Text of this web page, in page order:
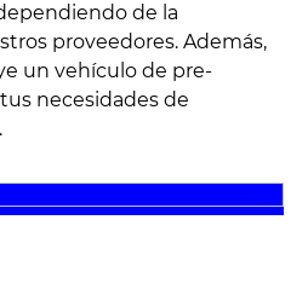
de la
proveedores. Además,
un vehículo de pre-
necesidades de